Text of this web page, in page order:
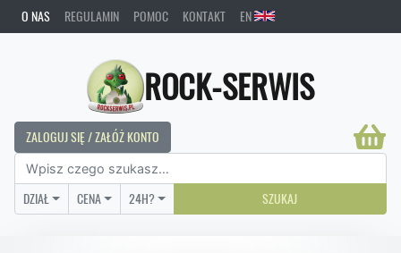
O NAS REGULAMIN POMOC KONTAKT EN
ROCK-SERWIS
ZALOGUJ SIĘ / ZAŁÓŻ KONTO
DZIAŁ CENA 24H? SZUKAJ